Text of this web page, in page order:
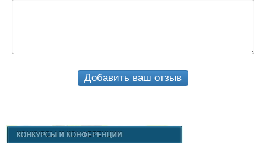
Добавить ваш отзыв